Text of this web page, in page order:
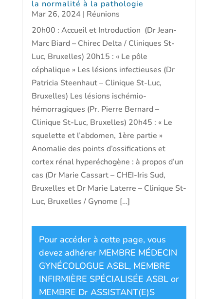
la normalité à la pathologie
Mar 26, 2024 | Réunions
20h00 : Accueil et Introduction (Dr Jean-
Marc Biard – Chirec Delta / Cliniques St-
Luc, Bruxelles) 20h15 : « Le pôle
céphalique » Les lésions infectieuses (Dr
Patricia Steenhaut – Clinique St-Luc,
Bruxelles) Les lésions ischémio-
hémorragiques (Pr. Pierre Bernard –
Clinique St-Luc, Bruxelles) 20h45 : « Le
squelette et l’abdomen, 1ère partie »
Anomalie des points d’ossifications et
cortex rénal hyperéchogène : à propos d’un
cas (Dr Marie Cassart – CHEI-Iris Sud,
Bruxelles et Dr Marie Laterre – Clinique St-
Luc, Bruxelles / Gynome […]
Pour accéder à cette page, vous
devez adhérer MEMBRE MÉDECIN
GYNÉCOLOGUE ASBL, MEMBRE
INFIRMIÈRE SPÉCIALISÉE ASBLor
MEMBRE Dr ASSISTANT(E)S